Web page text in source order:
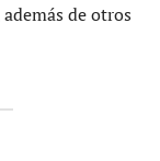
además de otros